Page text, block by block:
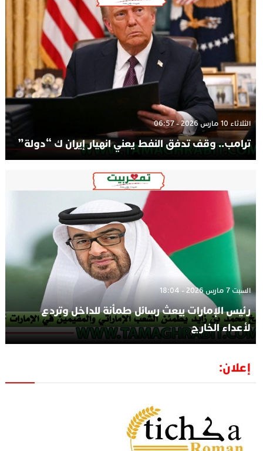
الثلاثاء 10 مارس 2026 - 06:57
ترامب.. وقف تدفق النفط يعني انهيار إيران ك “دولة”
السبت 7 مارس 2026 - 18:04
رئيس الإمارات يبعث رسائل طمأنة للداخل وتردع
لأعداء الخارج
إعلان: